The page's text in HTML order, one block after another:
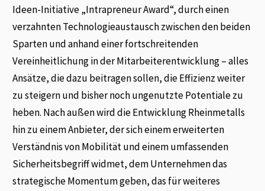
Ideen-Initiative „Intrapreneur Award“, durch einen
verzahnten Technologieaustausch zwischen den beiden
Sparten und anhand einer fortschreitenden
Vereinheitlichung in der Mitarbeiterentwicklung – alles
Ansätze, die dazu beitragen sollen, die Effizienz weiter
zu steigern und bisher noch ungenutzte Potentiale zu
heben. Nach außen wird die Entwicklung Rheinmetalls
hin zu einem Anbieter, der sich einem erweiterten
Verständnis von Mobilität und einem umfassenden
Sicherheitsbegriff widmet, dem Unternehmen das
strategische Momentum geben, das für weiteres